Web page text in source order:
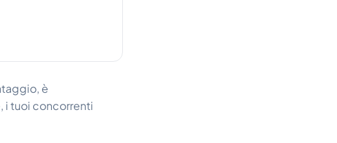
è
i tuoi concorrenti